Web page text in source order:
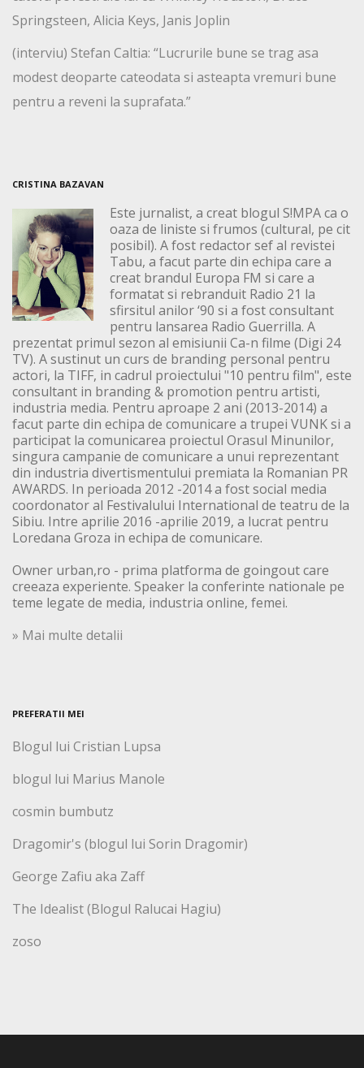
Springsteen, Alicia Keys, Janis Joplin
(interviu) Stefan Caltia: “Lucrurile bune se trag asa
modest deoparte cateodata si asteapta vremuri bune
pentru a reveni la suprafata.”
CRISTINA BAZAVAN
Este jurnalist, a creat blogul S!MPA ca o
oaza de liniste si frumos (cultural, pe cit
posibil). A fost redactor sef al revistei
Tabu, a facut parte din echipa care a
creat brandul Europa FM si care a
formatat si rebranduit Radio 21 la
sfirsitul anilor ‘90 si a fost consultant
pentru lansarea Radio Guerrilla. A
prezentat primul sezon al emisiunii Ca-n filme (Digi 24
TV). A sustinut un curs de branding personal pentru
actori, la TIFF, in cadrul proiectului "10 pentru film", este
consultant in branding & promotion pentru artisti,
industria media. Pentru aproape 2 ani (2013-2014) a
facut parte din echipa de comunicare a trupei VUNK si a
participat la comunicarea proiectul Orasul Minunilor,
singura campanie de comunicare a unui reprezentant
din industria divertismentului premiata la Romanian PR
AWARDS. In perioada 2012 -2014 a fost social media
coordonator al Festivalului International de teatru de la
Sibiu. Intre aprilie 2016 -aprilie 2019, a lucrat pentru
Loredana Groza in echipa de comunicare.
Owner urban,ro - prima platforma de goingout care
creeaza experiente. Speaker la conferinte nationale pe
teme legate de media, industria online, femei.
» Mai multe detalii
PREFERATII MEI
Blogul lui Cristian Lupsa
blogul lui Marius Manole
cosmin bumbutz
Dragomir's (blogul lui Sorin Dragomir)
George Zafiu aka Zaff
The Idealist (Blogul Ralucai Hagiu)
zoso